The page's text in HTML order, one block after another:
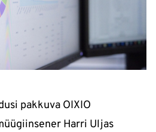
pakkuva OIXIO
Harri Uljas